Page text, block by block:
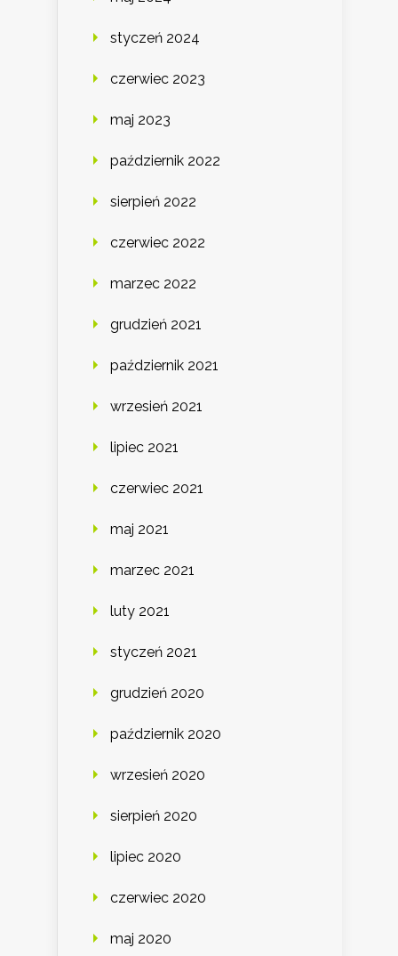
styczeń 2024
czerwiec 2023
maj 2023
październik 2022
sierpień 2022
czerwiec 2022
marzec 2022
grudzień 2021
październik 2021
wrzesień 2021
lipiec 2021
czerwiec 2021
maj 2021
marzec 2021
luty 2021
styczeń 2021
grudzień 2020
październik 2020
wrzesień 2020
sierpień 2020
lipiec 2020
czerwiec 2020
maj 2020